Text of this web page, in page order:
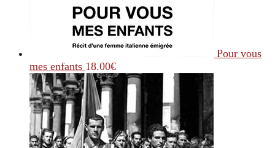
Pour vous
mes enfants 18.00€